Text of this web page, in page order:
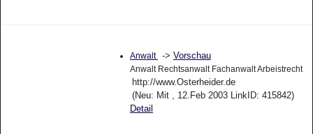
Anwalt -> Vorschau
Anwalt Rechtsanwalt Fachanwalt Arbeistrecht
http://www.Osterheider.de
(Neu: Mit , 12.Feb 2003 LinkID: 415842)
Detail